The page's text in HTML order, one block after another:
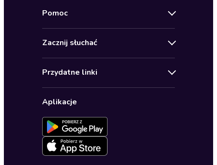
Biznes, marketing, ekonomia
Dla młodzieży
Pomoc
Pomoc
Ustawienia prywatności
Formularz zgłaszania nielegalnych treści
Deklaracja dostępności
Zacznij słuchać
Karnety
Oferta dla firm i bibliotek
Przydatne linki
Dołącz do newslettera
Blog
Zapowiedzi
Cykle audiobooków
Aplikacje